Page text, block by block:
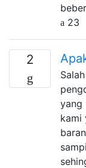
23
2
yang
kami